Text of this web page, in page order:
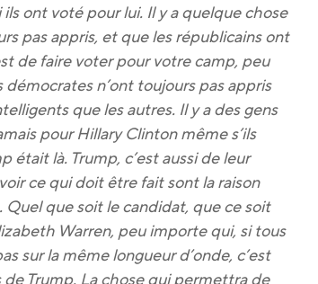
ont voté pour lui. Il y a quelque chose
pas appris, et que les républicains ont
de faire voter pour votre camp, peu
n’ont toujours pas appris
que les autres. Il y a des gens
pour Hillary Clinton même s’ils
était là. Trump, c’est aussi de leur
ce qui doit être fait sont la raison
Quel que soit le candidat, que ce soit
Warren, peu importe qui, si tous
sur la même longueur d’onde, c’est
Trump. La chose qui permettra de